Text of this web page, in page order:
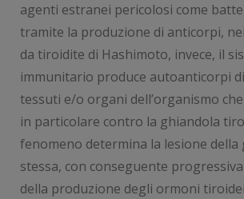
agenti estranei pericolosi come
tramite la produzione di anticorpi,
da tiroidite di Hashimoto, invece, il
immunitario produce autoanticorpi
tessuti e/o organi dell’organismo
in particolare contro la ghiandola
fenomeno determina la lesione della
stessa, con conseguente
della produzione degli ormoni